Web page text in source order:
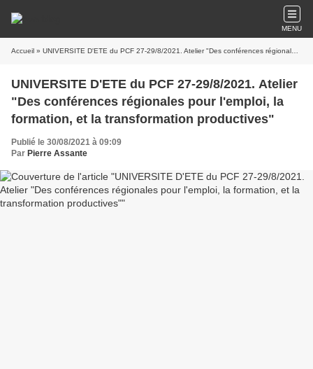
MENU
Accueil » UNIVERSITE D'ETE du PCF 27-29/8/2021. Atelier "Des conférences régionales pour l'emploi, la formation, et la transformation productives"
UNIVERSITE D'ETE du PCF 27-29/8/2021. Atelier
"Des conférences régionales pour l'emploi, la
formation, et la transformation productives"
Publié le 30/08/2021 à 09:09
Par Pierre Assante